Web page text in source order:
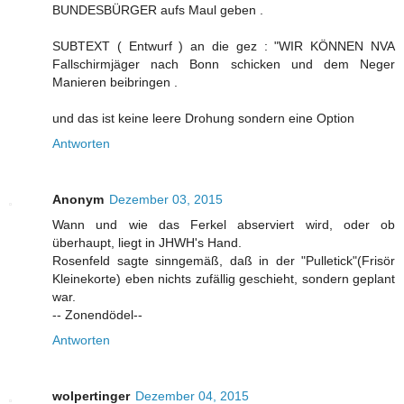
BUNDESBÜRGER aufs Maul geben .
SUBTEXT ( Entwurf ) an die gez : "WIR KÖNNEN NVA
Fallschirmjäger nach Bonn schicken und dem Neger
Manieren beibringen .
und das ist keine leere Drohung sondern eine Option
Antworten
Anonym Dezember 03, 2015
Wann und wie das Ferkel abserviert wird, oder ob
überhaupt, liegt in JHWH's Hand.
Rosenfeld sagte sinngemäß, daß in der "Pulletick"(Frisör
Kleinekorte) eben nichts zufällig geschieht, sondern geplant
war.
-- Zonendödel--
Antworten
wolpertinger Dezember 04, 2015